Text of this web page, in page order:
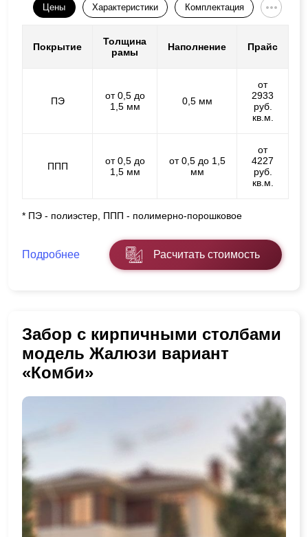
Цены Характеристики Комплектация
Покрытие
Толщина
рамы
Наполнение Прайс
ПЭ
от 0,5 до
1,5 мм
0,5 мм
от
2933
руб.
кв.м.
ППП
от 0,5 до
1,5 мм
от 0,5 до 1,5
мм
от
4227
руб.
кв.м.
* ПЭ - полиэстер, ППП - полимерно-порошковое
Подробнее Расчитать стоимость
Забор с кирпичными столбами
модель Жалюзи вариант
«Комби»